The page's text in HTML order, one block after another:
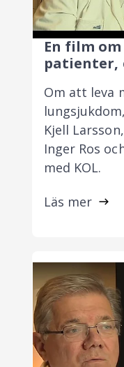
En film om
patienter,
Om att leva
Kjell
Inger Ros
med KOL.
Läs mer